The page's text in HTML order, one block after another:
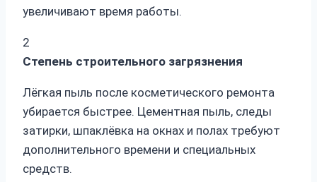
увеличивают время работы.
2
Степень строительного загрязнения
Лёгкая пыль после косметического ремонта
убирается быстрее. Цементная пыль, следы
затирки, шпаклёвка на окнах и полах требуют
дополнительного времени и специальных
средств.